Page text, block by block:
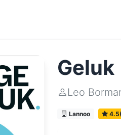
Geluk
Leo
Lannoo